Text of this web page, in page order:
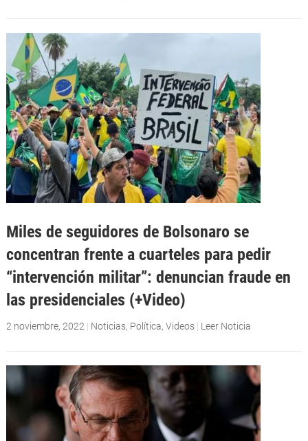
Miles de seguidores de Bolsonaro se
concentran frente a cuarteles para pedir
“intervención militar”: denuncian fraude en
las presidenciales (+Video)
2 noviembre, 2022| Noticias, Política, Videos | Leer Noticia